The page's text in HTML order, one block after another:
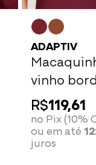
ADAPTIV
vinho
R$119,61
no Pix (10%
ou em até
juros